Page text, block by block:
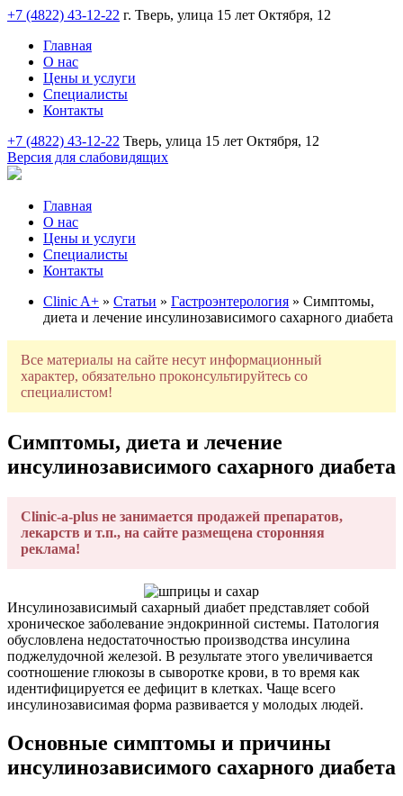
+7 (4822) 43-12-22 г. Тверь, улица 15 лет Октября, 12
Главная
О нас
Цены и услуги
Специалисты
Контакты
+7 (4822) 43-12-22 Тверь, улица 15 лет Октября, 12
Версия для слабовидящих
Главная
О нас
Цены и услуги
Специалисты
Контакты
Clinic A+ » Статьи » Гастроэнтерология » Симптомы,
диета и лечение инсулинозависимого сахарного диабета
Все материалы на сайте несут информационный
характер, обязательно проконсультируйтесь со
специалистом!
Симптомы, диета и лечение
инсулинозависимого сахарного диабета
Clinic-a-plus не занимается продажей препаратов,
лекарств и т.п., на сайте размещена сторонняя
реклама!
Инсулинозависимый сахарный диабет представляет собой
хроническое заболевание эндокринной системы. Патология
обусловлена недостаточностью производства инсулина
поджелудочной железой. В результате этого увеличивается
соотношение глюкозы в сыворотке крови, в то время как
идентифицируется ее дефицит в клетках. Чаще всего
инсулинозависимая форма развивается у молодых людей.
Основные симптомы и причины
инсулинозависимого сахарного диабета